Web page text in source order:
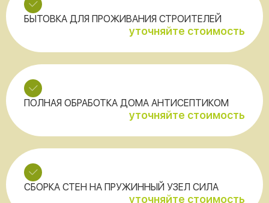
БЫТОВКА ДЛЯ ПРОЖИВАНИЯ СТРОИТЕЛЕЙ
уточняйте стоимость
ПОЛНАЯ ОБРАБОТКА ДОМА АНТИСЕПТИКОМ
уточняйте стоимость
СБОРКА СТЕН НА ПРУЖИННЫЙ УЗЕЛ СИЛА
уточняйте стоимость